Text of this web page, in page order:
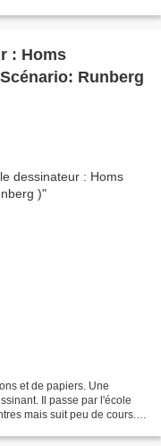
: Homs
Runberg
et de papiers. Une
Il passe par l'école
mais suit peu de cours. Il